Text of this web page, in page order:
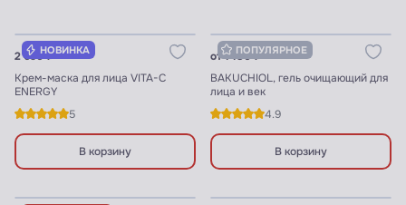
НОВИНКА
2 690 ₽
Крем-маска для лица VITA-C
ENERGY
5
В корзину
ПОПУЛЯРНОЕ
от 1 180 ₽
BAKUCHIOL, гель очищающий для
лица и век
4.9
В корзину